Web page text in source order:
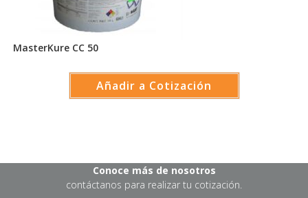
MasterKure CC 50
Añadir a Cotización
Conoce más de nosotros
contáctanos para realizar tu cotización.